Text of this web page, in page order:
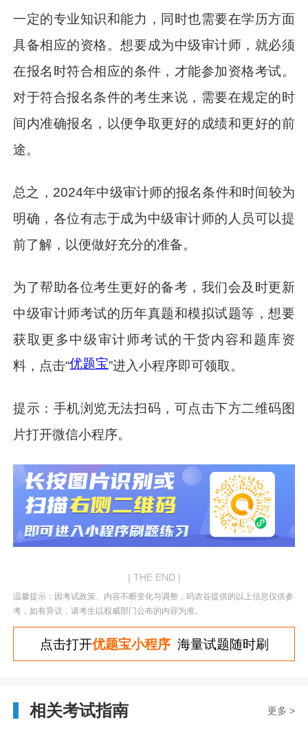
一定的专业知识和能力，同时也需要在学历方面
具备相应的资格。想要成为中级审计师，就必须
在报名时符合相应的条件，才能参加资格考试。
对于符合报名条件的考生来说，需要在规定的时
间内准确报名，以便争取更好的成绩和更好的前
途。
总之，2024年中级审计师的报名条件和时间较为
明确，各位有志于成为中级审计师的人员可以提
前了解，以便做好充分的准备。
为了帮助各位考生更好的备考，我们会及时更新
中级审计师考试的历年真题和模拟试题等，想要
获取更多中级审计师考试的干货内容和题库资
料，点击“优题宝”进入小程序即可领取。
提示：手机浏览无法扫码，可点击下方二维码图
片打开微信小程序。
| THE END |
温馨提示：因考试政策、内容不断变化与调整，码农谷提供的以上信息仅供参
考，如有异议，请考生以权威部门公布的内容为准。
点击打开优题宝小程序海量试题随时刷
相关考试指南 更多 >